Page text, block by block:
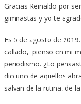
Gracias Reinaldo por
gimnastas y yo te
Es 5 de agosto de
callado, pienso en mi
periodismo. ¿Lo
dio uno de aquellos
salvan de la rutina, de